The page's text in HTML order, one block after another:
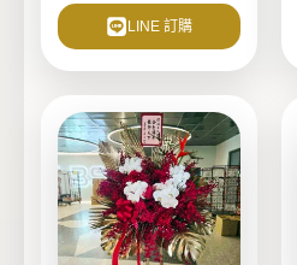
LINE 訂購
產
品
有
多
種